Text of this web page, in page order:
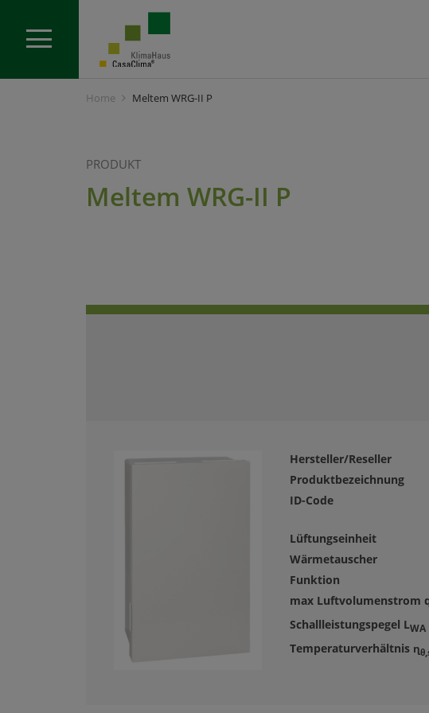
Home Meltem WRG-II P
PRODUKT
Meltem WRG-II P
Hersteller/Reseller
Produktbezeichnung
ID-Code
Lüftungseinheit
Wärmetauscher
Funktion
max Luftvolumenstrom
Schallleistungspegel LWA
Temperaturverhältnis ɳ